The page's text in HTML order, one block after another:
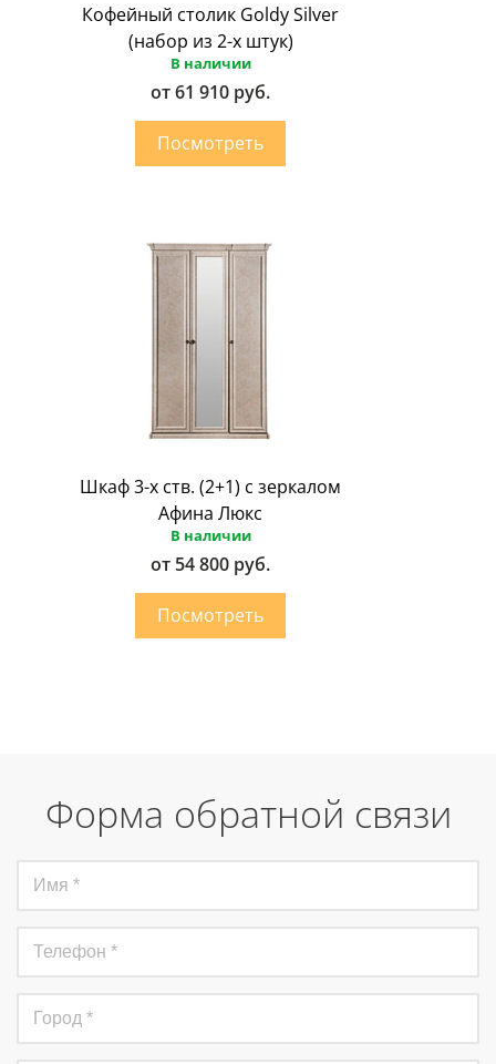
Кофейный столик Goldy Silver
(набор из 2-х штук)
В наличии
от 61 910 руб.
Шкаф 3-х ств. (2+1) с зеркалом
Афина Люкс
В наличии
от 54 800 руб.
Форма обратной связи